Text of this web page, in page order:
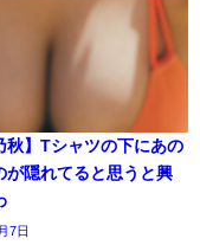
秋】Tシャツの下にあの
が隠れてると思うと興
7日